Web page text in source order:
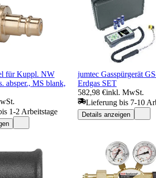
für Kuppl. NW
absper., MS blank,
1-2 Arbeitstage
jumtec Gasspürgerät
Erdgas SET
582,98 €inkl. MwSt.
Lieferung bis 7-10
Details anzeigen